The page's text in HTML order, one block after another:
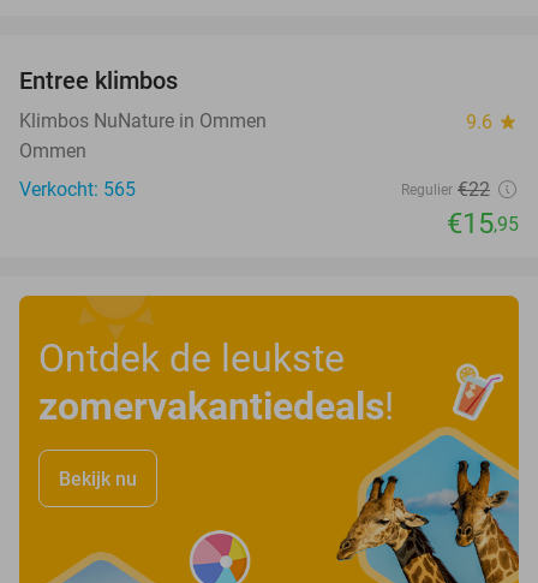
Entree klimbos
Klimbos NuNature in Ommen 9.6 star
Ommen
Verkocht: 565
Regulier €22
€15,95
Ontdek de leukste
zomervakantiedeals!
Bekijk nu